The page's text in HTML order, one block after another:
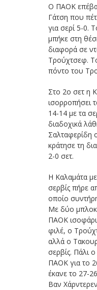
O ΠΑΟΚ
Γάτση που
για σερί 5-0.
μπήκε στη
διαφορά σε
Τρούχτσεφ.
πόντο του
Στο 2ο σετ η
ισορροπήσει
14-14 με τα
διαδοχικά
Σαλταφερίδη
κράτησε τη
2-0 σετ.
Η Καλαμάτα
σερβίς πήρε
οποίο
Με δύο
ΠΑΟΚ
φιλέ, ο
αλλά ο
σερβίς. Πάλι
ΠΑΟΚ για το
έκανε το 27-
Βαν